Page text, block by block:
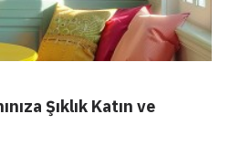
Şıklık Katın ve